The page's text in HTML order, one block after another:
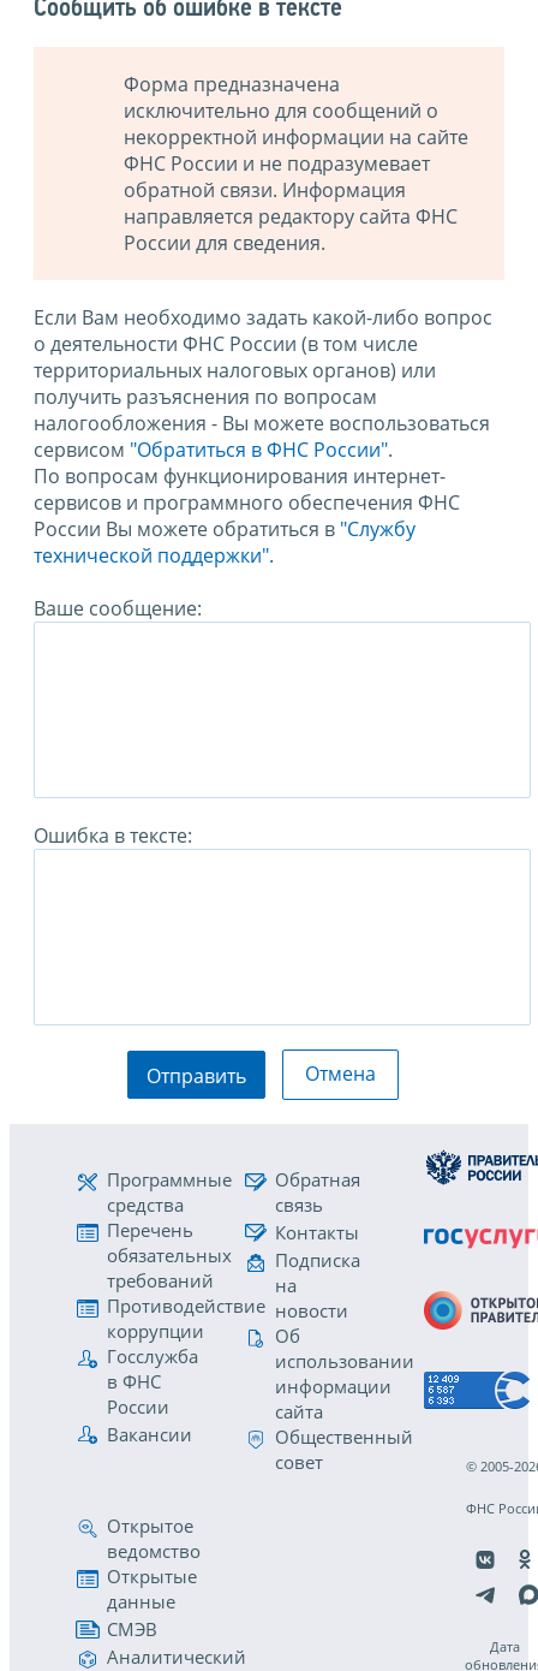
Сообщить об ошибке в тексте
Форма предназначена
исключительно для сообщений о
некорректной информации на сайте
ФНС России и не подразумевает
обратной связи. Информация
направляется редактору сайта ФНС
России для сведения.
Если Вам необходимо задать какой-либо вопрос
о деятельности ФНС России (в том числе
территориальных налоговых органов) или
получить разъяснения по вопросам
налогообложения - Вы можете воспользоваться
сервисом "Обратиться в ФНС России".
По вопросам функционирования интернет-
сервисов и программного обеспечения ФНС
России Вы можете обратиться в "Службу
технической поддержки".
Ваше сообщение:
Ошибка в тексте:
Отправить Отмена
Программные
средства
Перечень
обязательных
требований
Противодействие
коррупции
Госслужба
в ФНС
России
Вакансии
Обратная
связь
Контакты
Подписка
на
новости
Об
использовании
информации
сайта
Общественный
совет
Открытое
ведомство
Открытые
данные
СМЭВ
Аналитический
© 2005-
ФНС
Дата